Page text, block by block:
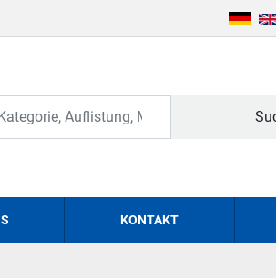
KONTAKT